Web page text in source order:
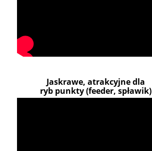
Jaskrawe, atrakcyjne dla
ryb punkty (feeder, spławik)